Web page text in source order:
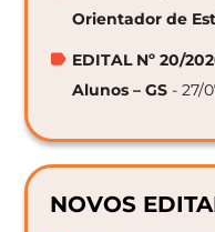
Orientador de
EDITAL Nº 20/
Alunos – GS - 27/
NOVOS